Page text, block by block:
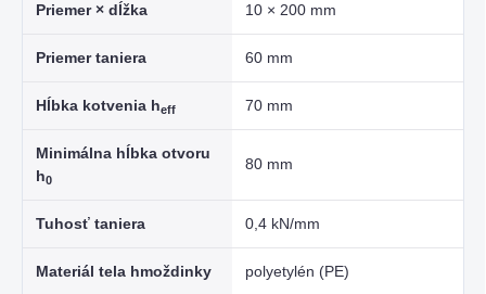
Priemer × dĺžka 10 × 200 mm
Priemer taniera 60 mm
Hĺbka kotvenia heff 70 mm
Minimálna hĺbka otvoru
h0
80 mm
Tuhosť taniera 0,4 kN/mm
Materiál tela hmoždinky polyetylén (PE)